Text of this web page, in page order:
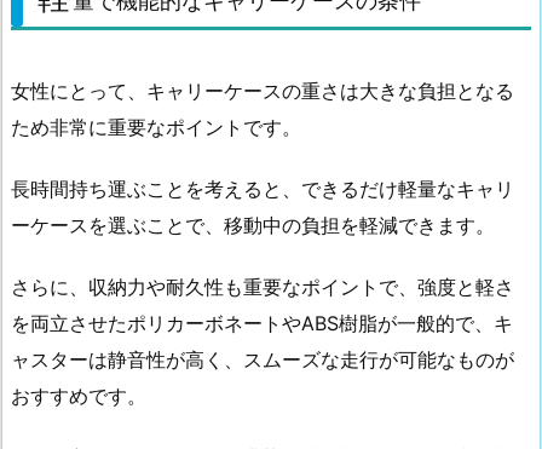
女性にとって、キャリーケースの重さは大きな負担となる
ため非常に重要なポイントです。
長時間持ち運ぶことを考えると、できるだけ軽量なキャリ
ーケースを選ぶことで、移動中の負担を軽減できます。
さらに、収納力や耐久性も重要なポイントで、強度と軽さ
を両立させたポリカーボネートやABS樹脂が一般的で、キ
ャスターは静音性が高く、スムーズな走行が可能なものが
おすすめです。